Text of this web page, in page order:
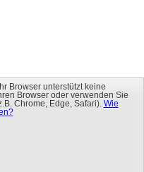
Ihr Browser unterstützt keine
Browser oder verwenden Sie
Chrome, Edge, Safari). Wie